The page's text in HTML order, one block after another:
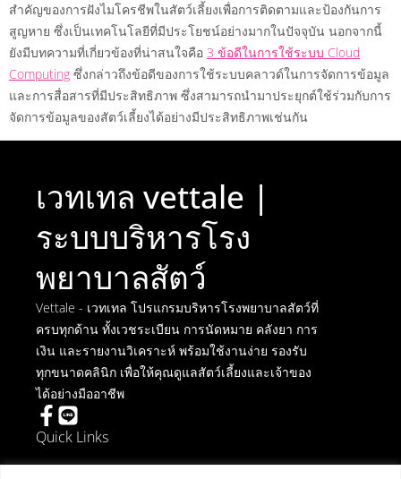
สำคัญของการฝังไมโครชีพในสัตว์เลี้ยงเพื่อการติดตามและป้องกันการ
สูญหาย ซึ่งเป็นเทคโนโลยีที่มีประโยชน์อย่างมากในปัจจุบัน นอกจากนี้
ยังมีบทความที่เกี่ยวข้องที่น่าสนใจคือ 3 ข้อดีในการใช้ระบบ Cloud
Computing ซึ่งกล่าวถึงข้อดีของการใช้ระบบคลาวด์ในการจัดการข้อมูล
และการสื่อสารที่มีประสิทธิภาพ ซึ่งสามารถนำมาประยุกต์ใช้ร่วมกับการ
จัดการข้อมูลของสัตว์เลี้ยงได้อย่างมีประสิทธิภาพเช่นกัน
เวทเทล vettale |
ระบบบริหารโรง
พยาบาลสัตว์
Vettale - เวทเทล โปรแกรมบริหารโรงพยาบาลสัตว์ที่
ครบทุกด้าน ทั้งเวชระเบียน การนัดหมาย คลังยา การ
เงิน และรายงานวิเคราะห์ พร้อมใช้งานง่าย รองรับ
ทุกขนาดคลินิก เพื่อให้คุณดูแลสัตว์เลี้ยงและเจ้าของ
ได้อย่างมืออาชีพ
Quick Links